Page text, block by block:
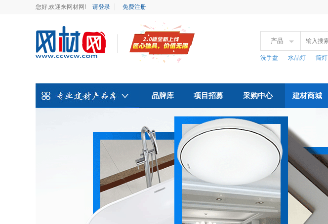
您好,欢迎来网材网! 请登录 免费注册
产品
洗手盆 水晶灯 筒灯
品牌库 项目招募 采购中心 建材商城